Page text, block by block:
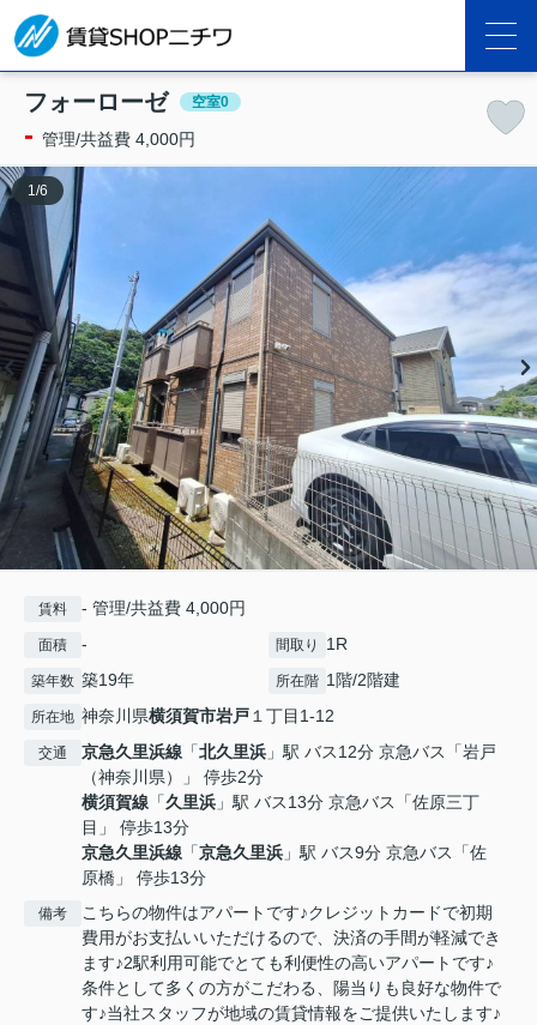
フォーローゼ 空室0
- 管理/共益費 4,000円
1 /6
賃料 - 管理/共益費 4,000円
面積 - 間取り 1R
築年数 築19年 所在階 1階/2階建
所在地 神奈川県横須賀市岩戸 １丁目1-12
交通 京急久里浜線 「北久里浜 」駅 バス12分 京急バス「岩戸
（神奈川県）」 停歩2分
横須賀線 「久里浜 」駅 バス13分 京急バス「佐原三丁
目」 停歩13分
京急久里浜線 「京急久里浜 」駅 バス9分 京急バス「佐
原橋」 停歩13分
備考
こちらの物件はアパートです♪クレジットカードで初期
費用がお支払いいただけるので、決済の手間が軽減でき
ます♪2駅利用可能でとても利便性の高いアパートです♪
条件として多くの方がこだわる、陽当りも良好な物件で
す♪当社スタッフが地域の賃貸情報をご提供いたします♪